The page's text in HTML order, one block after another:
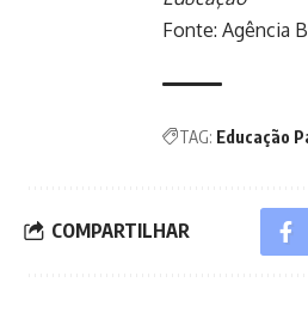
Fonte: Agência
TAG: Educação
COMPARTILHAR